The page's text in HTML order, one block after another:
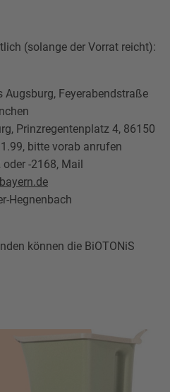
(solange der Vorrat reicht):
Augsburg, Feyerabendstraße
Prinzregentenplatz 4, 86150
bitte vorab anrufen
-2168, Mail
Hegnenbach
können die BiOTONiS